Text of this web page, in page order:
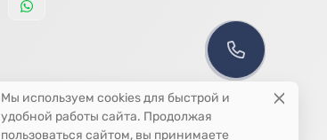
Мы используем cookies для быстрой и
удобной работы сайта. Продолжая
пользоваться сайтом, вы принимаете